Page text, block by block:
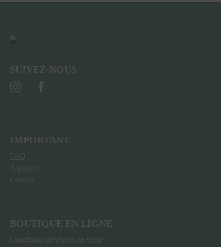
SUIVEZ-NOUS
IMPORTANT
FAQ
À propos
Contact
BOUTIQUE EN LIGNE
Conditions générales de vente